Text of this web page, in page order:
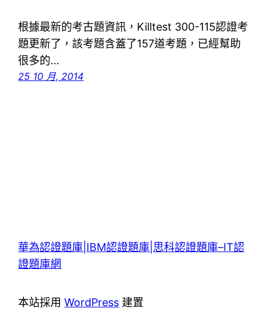
根據最新的考古題資訊，Killtest 300-115認證考
題更新了，該考題含蓋了157道考題，已經幫助
很多的…
25 10 月, 2014
華為認證題庫|IBM認證題庫|思科認證題庫–IT認
證題庫網
本站採用WordPress 建置